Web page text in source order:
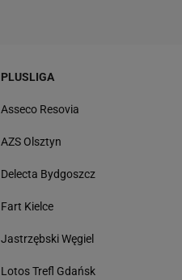
PLUSLIGA
Asseco Resovia
AZS Olsztyn
Delecta Bydgoszcz
Fart Kielce
Jastrzębski Węgiel
Lotos Trefl Gdańsk